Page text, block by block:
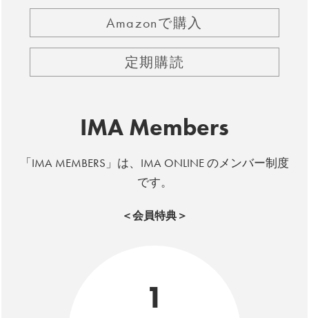
Amazonで購入
定期購読
IMA Members
「IMA MEMBERS」は、IMA ONLINE のメンバー制度
です。
＜会員特典＞
1